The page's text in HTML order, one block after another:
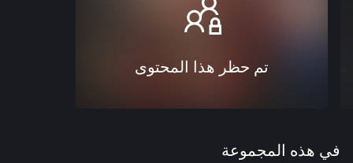
تم حظر هذا المحتوى
في هذه المجموعة